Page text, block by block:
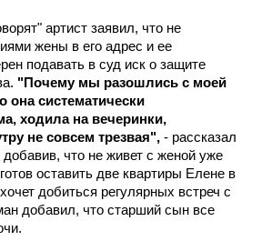
артист заявил, что не
жены в его адрес и ее
подавать в суд иск о защите
"Почему мы разошлись с моей
она систематически
ходила на вечеринки,
не совсем трезвая", - рассказал
что не живет с женой уже
оставить две квартиры Елене в
добиться регулярных встреч с
добавил, что старший сын все